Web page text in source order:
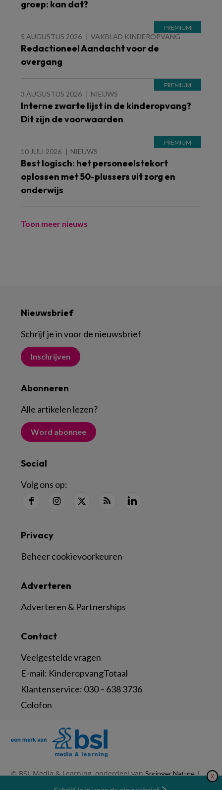
groep: kan dat?
5 AUGUSTUS 2026 VAKBLAD KINDEROPVANG
Redactioneel Aandacht voor de
overgang
3 AUGUSTUS 2026 NIEUWS
Interne zwarte lijst in de kinderopvang?
Dit zijn de voorwaarden
10 JULI 2026 NIEUWS
Best logisch: het personeelstekort
oplossen met 50-plussers uit zorg en
onderwijs
Toon meer nieuws
Nieuwsbrief
Schrijf je in voor de nieuwsbrief
Inschrijven
Abonneren
Alle artikelen lezen?
Word abonnee
Social
Volg ons op:
Contact
Veelgestelde vragen
E-mail: KinderopvangTotaal
Klantenservice: 030 – 638 3736
Colofon
Adverteren
Adverteren & Partnerships
Privacy
Beheer cookievoorkeuren
© BSL Media & Learning, onderdeel vanSpringer Nature| X